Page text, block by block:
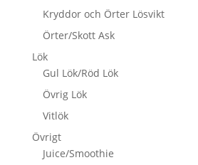
Kryddor och Örter Lösvikt
Örter/Skott Ask
Lök
Gul Lök/Röd Lök
Övrig Lök
Vitlök
Övrigt
Juice/Smoothie